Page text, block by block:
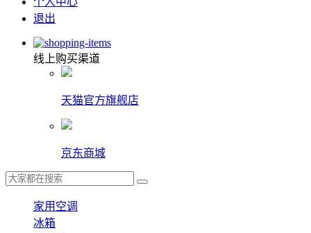
退出
线上购买渠道
天猫官方旗舰店
京东商城
家用空调
冰箱